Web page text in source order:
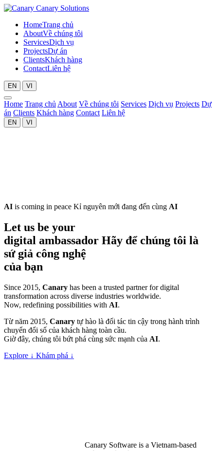
Canary Solutions
HomeTrang chủ
AboutVề chúng tôi
ServicesDịch vụ
ProjectsDự án
ClientsKhách hàng
ContactLiên hệ
EN VI
Home Trang chủ About Về chúng tôi Services Dịch vụ Projects Dự
án Clients Khách hàng Contact Liên hệ
EN VI
AI is coming in peace Kỉ nguyên mới đang đến cùng AI
Let us be your
digital ambassador Hãy để chúng tôi là
sứ giả công nghệ
của bạn
Since 2015, Canary has been a trusted partner for digital
transformation across diverse industries worldwide.
Now, redefining possibilities with AI.
Từ năm 2015, Canary tự hào là đối tác tin cậy trong hành trình
chuyển đổi số của khách hàng toàn cầu.
Giờ đây, chúng tôi bứt phá cùng sức mạnh của AI.
Explore ↓ Khám phá ↓
Canary Software is a Vietnam-based